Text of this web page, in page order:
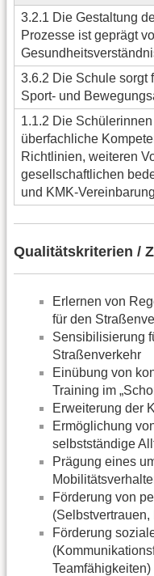
3.2.1 Die Gestaltung
Prozesse ist geprägt
3.6.2 Die Schule sorgt
Sport- und
1.1.2 Die
überfachliche
Richtlinien, weiteren
gesellschaftlichen
und KMK-
Qualitätskriterien /
Erlernen von
für den
Sensibilisierung
Straßenverkehr
Einübung von
Training im
Erweiterung der
Ermöglichung
selbstständige
Prägung eines
Förderung von
(Selbstvertrauen,
Förderung
Teamfähigkeiten)